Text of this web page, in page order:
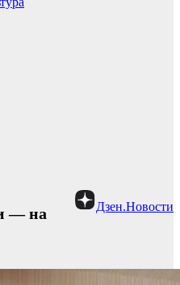
Дзен.Новости
— на